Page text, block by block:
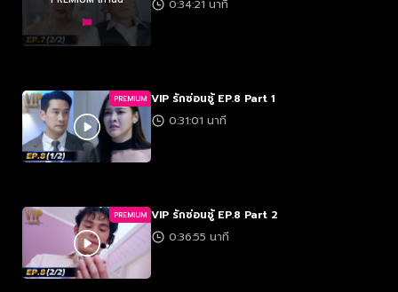
0:34:21 นาที
PREMIUM VIP รักซ่อนชู้ EP.8 Part 1
0:31:01 นาที
PREMIUM VIP รักซ่อนชู้ EP.8 Part 2
0:36:55 นาที